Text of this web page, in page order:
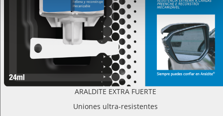
ARALDITE EXTRA FUERTE
Uniones ultra-resistentes